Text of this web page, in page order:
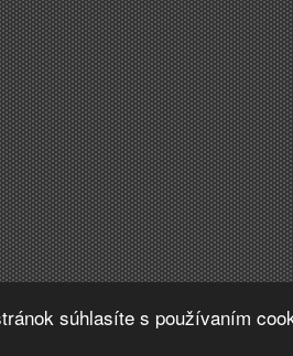
súhlasíte s používaním